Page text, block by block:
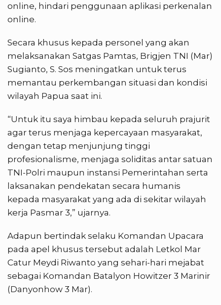
online, hindari penggunaan aplikasi perkenalan
online.
Secara khusus kepada personel yang akan
melaksanakan Satgas Pamtas, Brigjen TNI (Mar)
Sugianto, S. Sos meningatkan untuk terus
memantau perkembangan situasi dan kondisi
wilayah Papua saat ini.
“Untuk itu saya himbau kepada seluruh prajurit
agar terus menjaga kepercayaan masyarakat,
dengan tetap menjunjung tinggi
profesionalisme, menjaga soliditas antar satuan
TNI-Polri maupun instansi Pemerintahan serta
laksanakan pendekatan secara humanis
kepada masyarakat yang ada di sekitar wilayah
kerja Pasmar 3,” ujarnya.
Adapun bertindak selaku Komandan Upacara
pada apel khusus tersebut adalah Letkol Mar
Catur Meydi Riwanto yang sehari-hari mejabat
sebagai Komandan Batalyon Howitzer 3 Marinir
(Danyonhow 3 Mar).